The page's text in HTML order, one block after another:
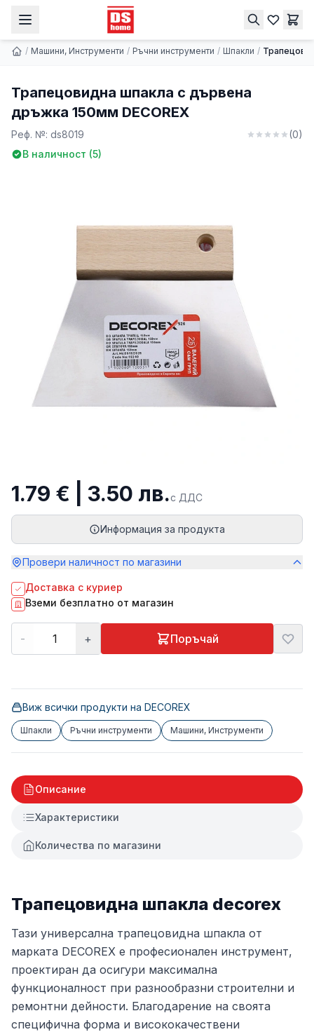
/ Машини, Инструменти / Ръчни инструменти / Шпакли /
Трапецовидна шпакла с дървена
дръжка 150мм DECOREX
Реф. №: ds8019 (0)
В наличност (5)
1.79 € | 3.50 лв.с ДДС
Информация за продукта
Провери наличност по магазини
Доставка с куриер
Вземи безплатно от магазин
- + Поръчай
Виж всички продукти на DECOREX
Шпакли Ръчни инструменти Машини, Инструменти
Описание
Характеристики
Количества по магазини
Трапецовидна шпакла decorex
Тази универсална трапецовидна шпакла от
марката DECOREX е професионален инструмент,
проектиран да осигури максимална
функционалност при разнообразни строителни и
ремонтни дейности. Благодарение на своята
специфична форма и висококачествени
1.79 € | 3.50 лв. Купи